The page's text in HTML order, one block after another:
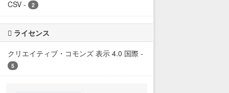
CSV - 2
ライセンス
クリエイティブ・コモンズ 表示 4.0 国際 -
5